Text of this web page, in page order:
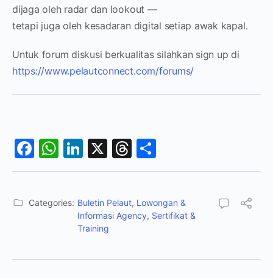
dijaga oleh radar dan lookout —
tetapi juga oleh kesadaran digital setiap awak kapal.
Untuk forum diskusi berkualitas silahkan sign up di
https://www.pelautconnect.com/forums/
Facebook
WhatsApp
LinkedIn
X Threads
Categories: Buletin Pelaut, Lowongan &
Informasi Agency, Sertifikat &
Training